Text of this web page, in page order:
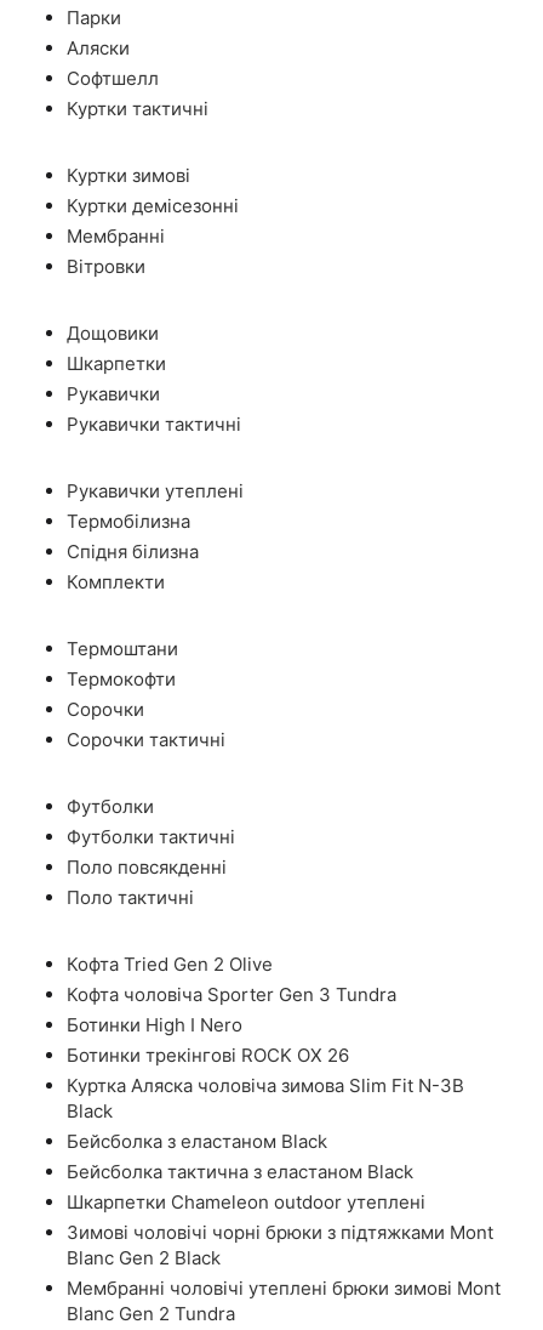
Парки
Аляски
Софтшелл
Куртки тактичні
Куртки зимові
Куртки демісезонні
Мембранні
Вітровки
Дощовики
Шкарпетки
Рукавички
Рукавички тактичні
Рукавички утеплені
Термобілизна
Спідня білизна
Комплекти
Термоштани
Термокофти
Сорочки
Сорочки тактичні
Футболки
Футболки тактичні
Поло повсякденні
Поло тактичні
Кофта Tried Gen 2 Olive
Кофта чоловіча Sporter Gen 3 Tundra
Ботинки High I Nero
Ботинки трекінгові ROCK OX 26
Куртка Аляска чоловіча зимова Slim Fit N-3B
Black
Бейсболка з еластаном Black
Бейсболка тактична з еластаном Black
Шкарпетки Chameleon outdoor утеплені
Зимові чоловічі чорні брюки з підтяжками Mont
Blanc Gen 2 Black
Мембранні чоловічі утеплені брюки зимові Mont
Blanc Gen 2 Tundra